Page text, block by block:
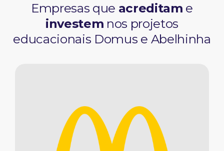
Empresas que acreditam e
investem nos projetos
educacionais Domus e Abelhinha